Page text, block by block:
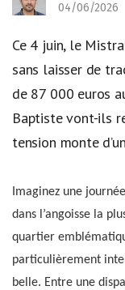
04/06/2026
Ce 4 juin, le
sans laisser de
de 87 000 euros
Baptiste vont-ils
tension monte
Imaginez une
dans l’angoisse la
quartier
particulièrement
belle. Entre une